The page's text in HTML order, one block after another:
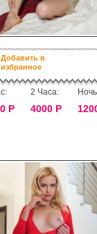
Добавить в
избранное
Р
2 Часа:
4000 Р